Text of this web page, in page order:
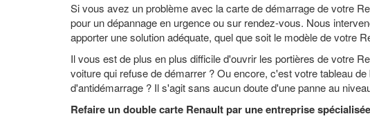
Si vous avez un problème avec la carte de démarrage de votre
pour un dépannage en urgence ou sur rendez-vous. Nous
apporter une solution adéquate, quel que soit le modèle de votre
Il vous est de plus en plus difficile d'ouvrir les portières de votre
voiture qui refuse de démarrer ? Ou encore, c'est votre tableau
d'antidémarrage ? Il s'agit sans aucun doute d'une panne au
Refaire un double carte Renault par une entreprise